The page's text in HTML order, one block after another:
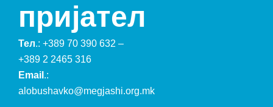
пријател
Тел.: +389 70 390 632 –
+389 2 2465 316
Email .:
alobushavko@megjashi.org.mk